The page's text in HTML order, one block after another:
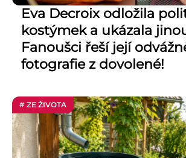
Eva Decroix odložila
kostýmek a ukázala
Fanoušci řeší její
fotografie z dovolené!
# ZE ŽIVOTA